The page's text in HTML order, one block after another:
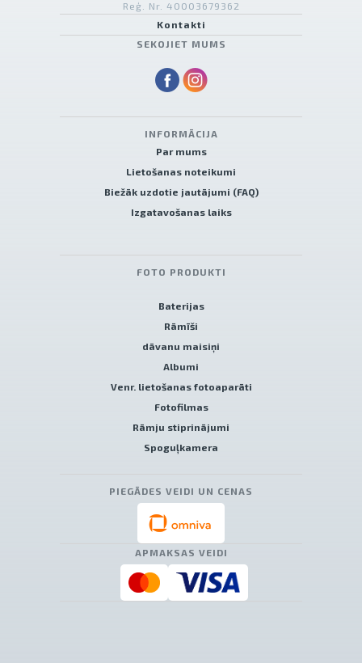
Reģ. Nr. 40003679362
Kontakti
SEKOJIET MUMS
INFORMĀCIJA
Par mums
Lietošanas noteikumi
Biežāk uzdotie jautājumi (FAQ)
Izgatavošanas laiks
FOTO PRODUKTI
Baterijas
Rāmīši
dāvanu maisiņi
Albumi
Venr. lietošanas fotoaparāti
Fotofilmas
Rāmju stiprinājumi
Spoguļkamera
PIEGĀDES VEIDI UN CENAS
APMAKSAS VEIDI